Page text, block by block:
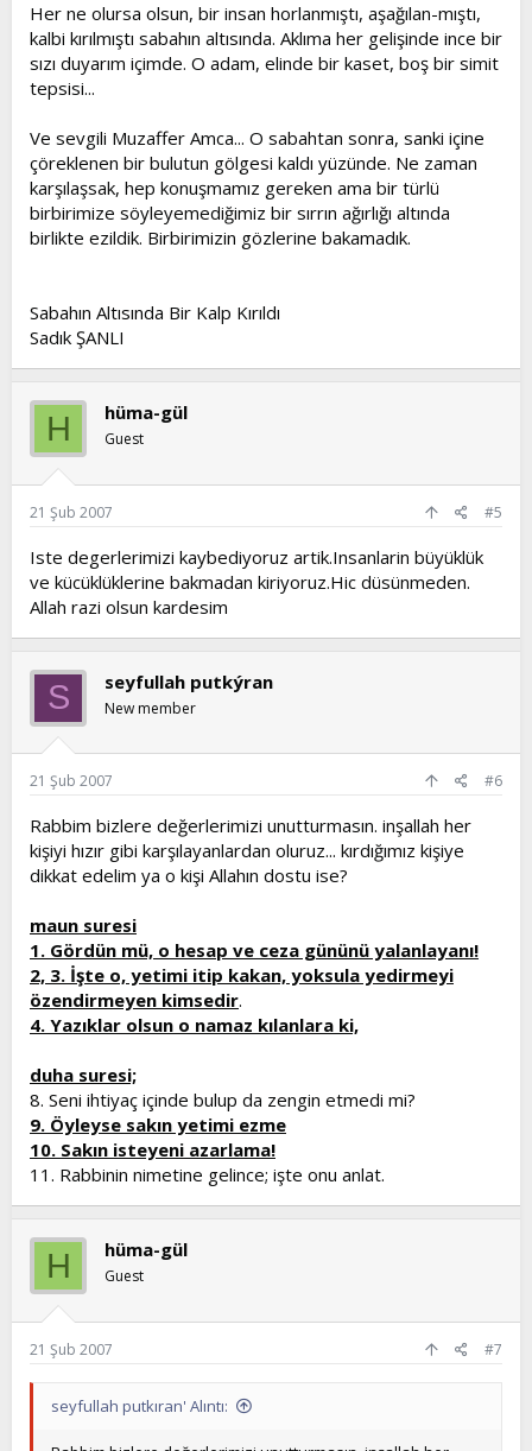
Her ne olursa olsun, bir insan horlanmıştı, aşağılan-mıştı,
kalbi kırılmıştı sabahın altısında. Aklıma her gelişinde ince bir
sızı duyarım içimde. O adam, elinde bir kaset, boş bir simit
tepsisi...
Ve sevgili Muzaffer Amca... O sabahtan sonra, sanki içine
çöreklenen bir bulutun gölgesi kaldı yüzünde. Ne zaman
karşılaşsak, hep konuşmamız gereken ama bir türlü
birbirimize söyleyemediğimiz bir sırrın ağırlığı altında
birlikte ezildik. Birbirimizin gözlerine bakamadık.
Sabahın Altısında Bir Kalp Kırıldı
Sadık ŞANLI
H hüma-gül
Guest
21 Şub 2007 #5
Iste degerlerimizi kaybediyoruz artik.Insanlarin büyüklük
ve kücüklüklerine bakmadan kiriyoruz.Hic düsünmeden.
Allah razi olsun kardesim
S seyfullah putkýran
New member
21 Şub 2007 #6
Rabbim bizlere değerlerimizi unutturmasın. inşallah her
kişiyi hızır gibi karşılayanlardan oluruz... kırdığımız kişiye
dikkat edelim ya o kişi Allahın dostu ise?
maun suresi
1. Gördün mü, o hesap ve ceza gününü yalanlayanı!
2, 3. İşte o, yetimi itip kakan, yoksula yedirmeyi
özendirmeyen kimsedir.
4. Yazıklar olsun o namaz kılanlara ki,
duha suresi;
8. Seni ihtiyaç içinde bulup da zengin etmedi mi?
9. Öyleyse sakın yetimi ezme
10. Sakın isteyeni azarlama!
11. Rabbinin nimetine gelince; işte onu anlat.
H hüma-gül
Guest
21 Şub 2007 #7
seyfullah putkıran' Alıntı: